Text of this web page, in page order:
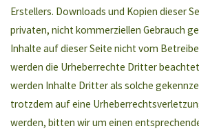
Erstellers. Downloads und Kopien dieser
privaten, nicht kommerziellen Gebrauch
Inhalte auf dieser Seite nicht vom
werden die Urheberrechte Dritter
werden Inhalte Dritter als solche
trotzdem auf eine
werden, bitten wir um einen